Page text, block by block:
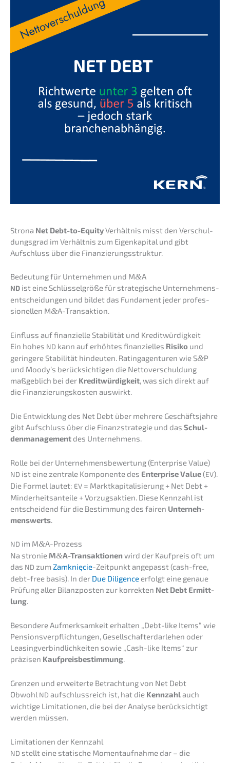
Strona Net Debt-to-EquityVerhält­nis misst den Verschul­
dungs­grad im Verhält­nis zum Eigen­ka­pi­tal und gibt
Aufschluss über die Finanzierungsstruktur.
Bedeu­tung für Unter­neh­men und M&A
ND ist eine Schlüs­sel­grö­ße für strate­gi­sche Unter­neh­mens­
ent­schei­dun­gen und bildet das Funda­ment jeder profes­
sio­nel­len M&A-Transaktion.
Einfluss auf finan­zi­el­le Stabi­li­tät und Kreditwürdigkeit
Ein hohes ND kann auf erhöh­tes finan­zi­el­les Risiko und
gerin­ge­re Stabi­li­tät hindeu­ten. Rating­agen­tu­ren wie S&P
und Moody’s berück­sich­ti­gen die Netto­ver­schul­dung
maßgeb­lich bei der Kredit­wür­dig­keit, was sich direkt auf
die Finan­zie­rungs­kos­ten auswirkt.
Die Entwick­lung des Net Debt über mehre­re Geschäfts­jah­re
gibt Aufschluss über die Finanz­stra­te­gie und das Schul­
den­ma­nage­ment des Unternehmens.
Rolle bei der Unter­neh­mens­be­wer­tung (Enter­pri­se Value)
ND ist eine zentra­le Kompo­nen­te des Enter­pri­se Value (EV).
Die Formel lautet: EV = Markt­ka­pi­ta­li­sie­rung + Net Debt +
Minder­heits­an­tei­le + Vorzugs­ak­ti­en. Diese Kennzahl ist
entschei­dend für die Bestim­mung des fairen Unter­neh­
mens­werts
ND im M&A-Prozess
Na stronie M&A-Transaktionen wird der Kaufpreis oft um
das ND zum Zamknięcie-Zeitpunkt angepasst (cash-free,
debt-free basis). In der Due Diligence erfolgt eine genaue
Prüfung aller Bilanz­pos­ten zur korrek­ten Net Debt Ermitt­
lung.
Beson­de­re Aufmerk­sam­keit erhal­ten „Debt-like Items“ wie
Pensi­ons­ver­pflich­tun­gen, Gesell­schaf­ter­dar­le­hen oder
Leasing­ver­bind­lich­kei­ten sowie „Cash-like Items“ zur
präzi­sen Kaufpreis­be­stim­mung.
Grenzen und erwei­ter­te Betrach­tung von Net Debt
Obwohl ND aufschluss­reich ist, hat die Kennzahlauch
wichti­ge Limita­tio­nen, die bei der Analy­se berück­sich­tigt
werden müssen.
Limita­tio­nen der Kennzahl
ND stellt eine stati­sche Moment­auf­nah­me dar – die